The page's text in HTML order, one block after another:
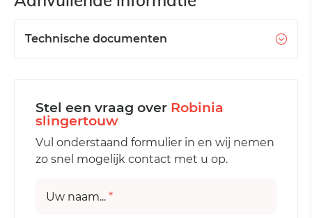
Technische documenten
Stel een vraag over Robinia
slingertouw
Vul onderstaand formulier in en wij nemen
zo snel mogelijk contact met u op.
Uw naam... *